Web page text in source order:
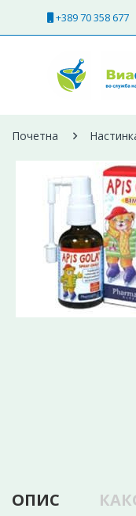
+389 70 358 677
Почетна
ОПИС